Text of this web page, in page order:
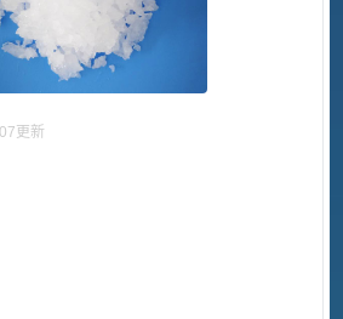
更新